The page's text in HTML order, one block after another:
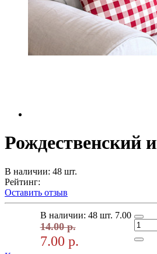
Рождественский
В наличии: 48 шт.
Рейтинг:
Оставить отзыв
В наличии: 48 шт. 7.00
14.00 р.
7.00 р.